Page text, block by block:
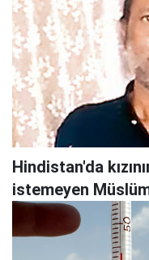
Hindistan'da
istemeyen